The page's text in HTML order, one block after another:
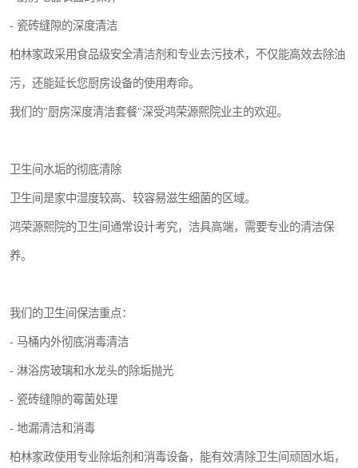
- 瓷砖缝隙的深度清洁
柏林家政采用食品级安全清洁剂和专业去污技术，不仅能高效去除油
污，还能延长您厨房设备的使用寿命。
我们的"厨房深度清洁套餐"深受鸿荣源熙院业主的欢迎。
卫生间水垢的彻底清除
卫生间是家中湿度较高、较容易滋生细菌的区域。
鸿荣源熙院的卫生间通常设计考究，洁具高端，需要专业的清洁保
养。
我们的卫生间保洁重点：
- 马桶内外彻底消毒清洁
- 淋浴房玻璃和水龙头的除垢抛光
- 瓷砖缝隙的霉菌处理
- 地漏清洁和消毒
柏林家政使用专业除垢剂和消毒设备，能有效清除卫生间顽固水垢，